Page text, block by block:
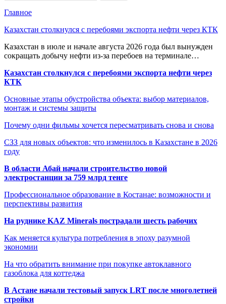
Главное
Казахстан столкнулся с перебоями экспорта нефти через КТК
Казахстан в июле и начале августа 2026 года был вынужден
сокращать добычу нефти из-за перебоев на терминале…
Казахстан столкнулся с перебоями экспорта нефти через
КТК
Основные этапы обустройства объекта: выбор материалов,
монтаж и системы защиты
Почему одни фильмы хочется пересматривать снова и снова
СЗЗ для новых объектов: что изменилось в Казахстане в 2026
году
В области Абай начали строительство новой
электростанции за 759 млрд тенге
Профессиональное образование в Костанае: возможности и
перспективы развития
На руднике KAZ Minerals пострадали шесть рабочих
Как меняется культура потребления в эпоху разумной
экономии
На что обратить внимание при покупке автоклавного
газоблока для коттеджа
В Астане начали тестовый запуск LRT после многолетней
стройки